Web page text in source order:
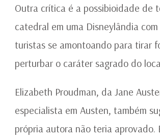
Outra crítica é a possibioidade de
catedral em uma Disneylândia
turistas se amontoando para tirar
perturbar o caráter sagrado do
Elizabeth Proudman, da Jane
especialista em Austen, também
própria autora não teria aprovado.